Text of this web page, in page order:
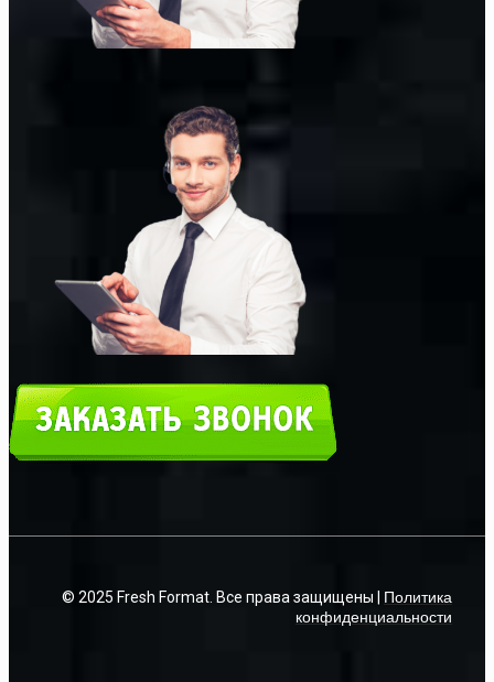
© 2025 Fresh Format. Все права защищены | Политика
конфиденциальности